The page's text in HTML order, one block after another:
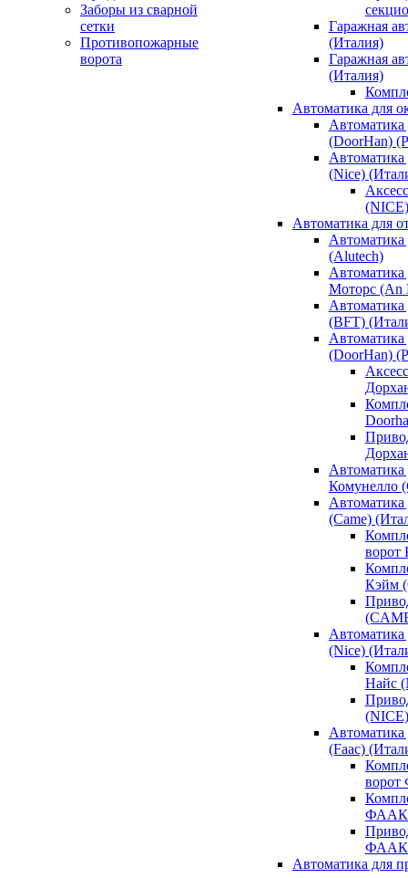
Заборы из сварной
сетки
Противопожарные
ворота
Гаражная
(Италия)
Гаражная
(Италия)
Автоматика для
Автоматика
(DoorHan)
Автоматика
(Nice)
(NICE)
Автоматика для
(Alutech)
Моторс (An
(BFT)
Автоматика
(DoorHan)
Автоматика
Комунелло
(Came)
ворот
Кэйм
Автоматика
(Nice)
Найс
(NICE)
(Faac)
ФААК
ФААК
Автоматика для